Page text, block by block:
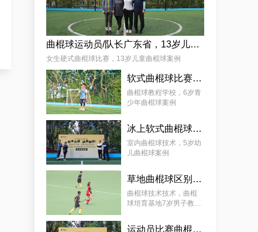
曲棍球运动员/队长广东省，13岁儿童曲棍球案例
女生硬式曲棍球比赛，13岁儿童曲棍球案例
软式曲棍球比赛技巧，6岁青少年曲棍球教程案例
曲棍球教程学校，6岁青
少年曲棍球案例
冰上软式曲棍球，曲棍球教育基地5岁女孩教程案例
室内曲棍球技术，5岁幼
儿曲棍球案例
草地曲棍球区别，7岁幼儿曲棍球教学案例
曲棍球技术技术，曲棍
球培育基地7岁男子教学
运动员比赛曲棍球，9岁幼儿曲棍球案例